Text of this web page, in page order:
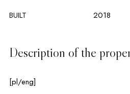
BUILT
2018
Description of the
[pl/eng]